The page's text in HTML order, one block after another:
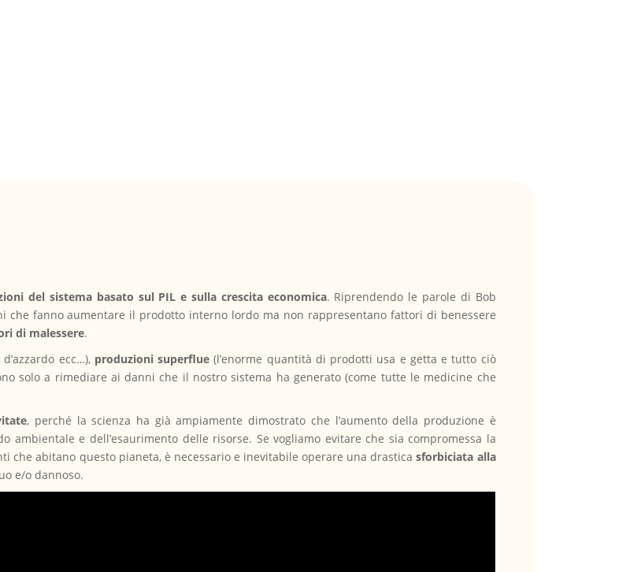
del sistema basato sul PIL e sulla crescita economica. Riprendendo le parole di Bob
che fanno aumentare il prodotto interno lordo ma non rappresentano fattori di benessere
di malessere.
ecc…), produzioni superflue (l’enorme quantità di prodotti usa e getta e tutto ciò
solo a rimediare ai danni che il nostro sistema ha generato (come tutte le medicine che
, perché la scienza ha già ampiamente dimostrato che l’aumento della produzione è
ambientale e dell’esaurimento delle risorse. Se vogliamo evitare che sia compromessa la
che abitano questo pianeta, è necessario e inevitabile operare una drasticasforbiciata alla
e/o dannoso.